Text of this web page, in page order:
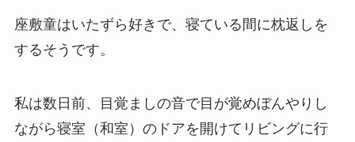
座敷童はいたずら好きで、寝ている間に枕返しを
するそうです。
私は数日前、目覚ましの音で目が覚めぼんやりし
ながら寝室（和室）のドアを開けてリビングに行